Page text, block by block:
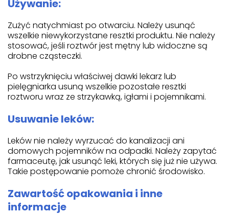
Używanie:
Zużyć natychmiast po otwarciu. Należy usunąć
wszelkie niewykorzystane resztki produktu. Nie należy
stosować, jeśli roztwór jest mętny lub widoczne są
drobne cząsteczki.
Po wstrzyknięciu właściwej dawki lekarz lub
pielęgniarka usuną wszelkie pozostałe resztki
roztworu wraz ze strzykawką, igłami i pojemnikami.
Usuwanie leków:
Leków nie należy wyrzucać do kanalizacji ani
domowych pojemników na odpadki. Należy zapytać
farmaceutę, jak usunąć leki, których się już nie używa.
Takie postępowanie pomoże chronić środowisko.
Zawartość opakowania i inne
informacje